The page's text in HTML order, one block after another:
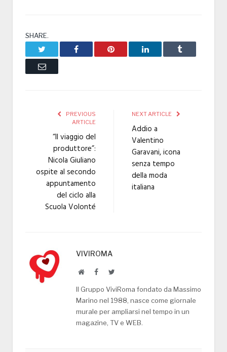
SHARE.
Facebook Pinterest LinkedIn Tumblr
Email
PREVIOUS
ARTICLE
“Il viaggio del
produttore”:
Nicola Giuliano
ospite al secondo
appuntamento
del ciclo alla
Scuola Volonté
NEXT ARTICLE
Addio a
Valentino
Garavani, icona
senza tempo
della moda
italiana
VIVIROMA
WebsiteFacebookTwitter
Il Gruppo ViviRoma fondato da Massimo
Marino nel 1988, nasce come giornale
murale per ampliarsi nel tempo in un
magazine, TV e WEB.